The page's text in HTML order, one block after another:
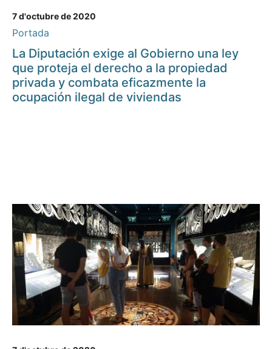
7 d'octubre de 2020
Portada
La Diputación exige al Gobierno una ley
que proteja el derecho a la propiedad
privada y combata eficazmente la
ocupación ilegal de viviendas